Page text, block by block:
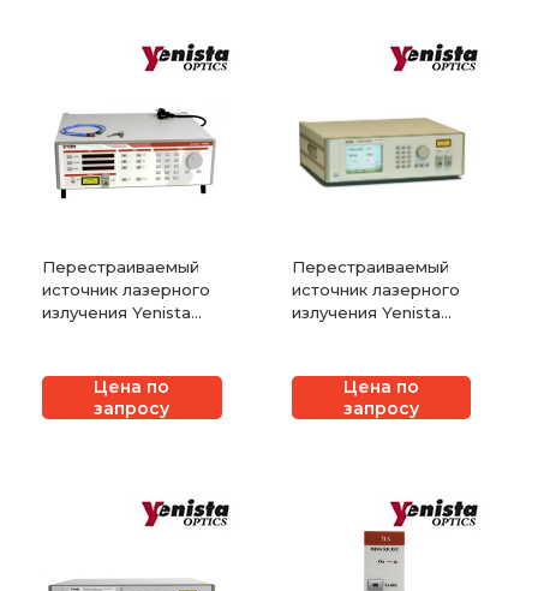
Перестраиваемый
источник лазерного
излучения Yenista
Цена по
запросу
Перестраиваемый
источник лазерного
излучения Yenista
Цена по
запросу